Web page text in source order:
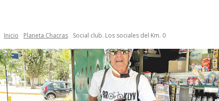
Inicio Planeta Chacras Social club. Los sociales del Km. 0